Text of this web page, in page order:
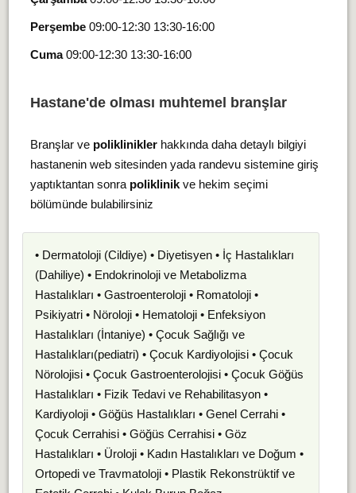
Perşembe09:00-12:30 13:30-16:00
Cuma09:00-12:30 13:30-16:00
Hastane'de olması muhtemel branşlar
Branşlar ve polikliniklerhakkında daha detaylı bilgiyi
hastanenin web sitesinden yada randevu sistemine giriş
yaptıktantan sonra poliklinikve hekim seçimi
bölümünde bulabilirsiniz
• Dermatoloji (Cildiye) • Diyetisyen • İç Hastalıkları
(Dahiliye) • Endokrinoloji ve Metabolizma
Hastalıkları • Gastroenteroloji • Romatoloji •
Psikiyatri • Nöroloji • Hematoloji • Enfeksiyon
Hastalıkları (İntaniye) • Çocuk Sağlığı ve
Hastalıkları(pediatri) • Çocuk Kardiyolojisi • Çocuk
Nörolojisi • Çocuk Gastroenterolojisi • Çocuk Göğüs
Hastalıkları • Fizik Tedavi ve Rehabilitasyon •
Kardiyoloji • Göğüs Hastalıkları • Genel Cerrahi •
Çocuk Cerrahisi • Göğüs Cerrahisi • Göz
Hastalıkları • Üroloji • Kadın Hastalıkları ve Doğum •
Ortopedi ve Travmatoloji • Plastik Rekonstrüktif ve